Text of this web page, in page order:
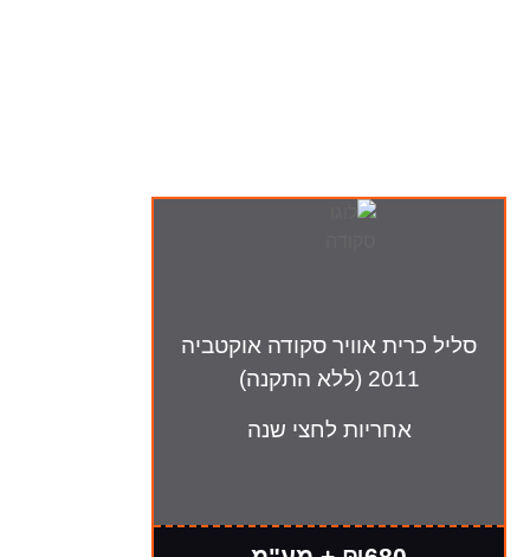
סליל כרית אוויר סקודה אוקטביה
2011 (ללא התקנה)
אחריות לחצי שנה